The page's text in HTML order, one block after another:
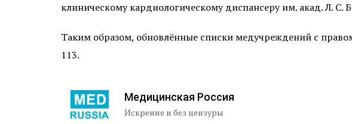
клиническому кардиологическому диспансеру им. акад. Л. С.
Таким образом, обновлённые списки медучреждений с
113.
Медицинская Россия
Искренне и без цензуры